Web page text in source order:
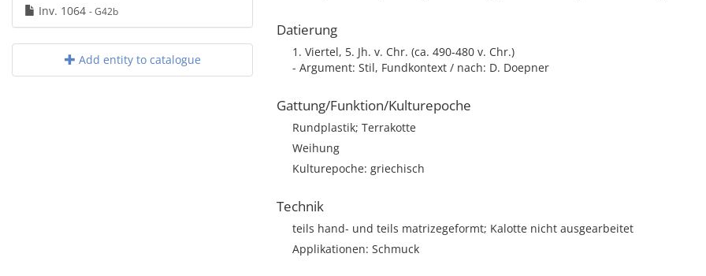
Inv. 1064 - G42b
Add entity to catalogue
Datierung
1. Viertel, 5. Jh. v. Chr. (ca. 490-480 v. Chr.)
- Argument: Stil, Fundkontext / nach: D. Doepner
Gattung/Funktion/Kulturepoche
Rundplastik; Terrakotte
Weihung
Kulturepoche: griechisch
Technik
teils hand- und teils matrizegeformt; Kalotte nicht ausgearbeitet
Applikationen: Schmuck